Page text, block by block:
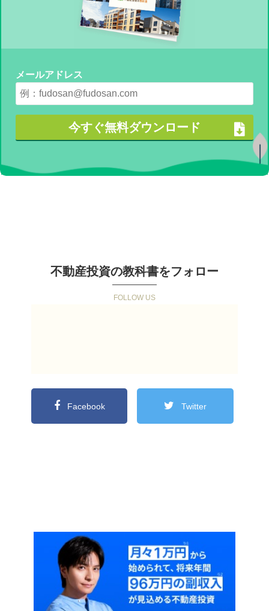
メールアドレス
不動産投資の教科書をフォロー
Facebook Twitter